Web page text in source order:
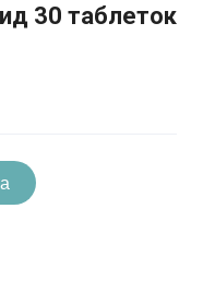
30 таблеток